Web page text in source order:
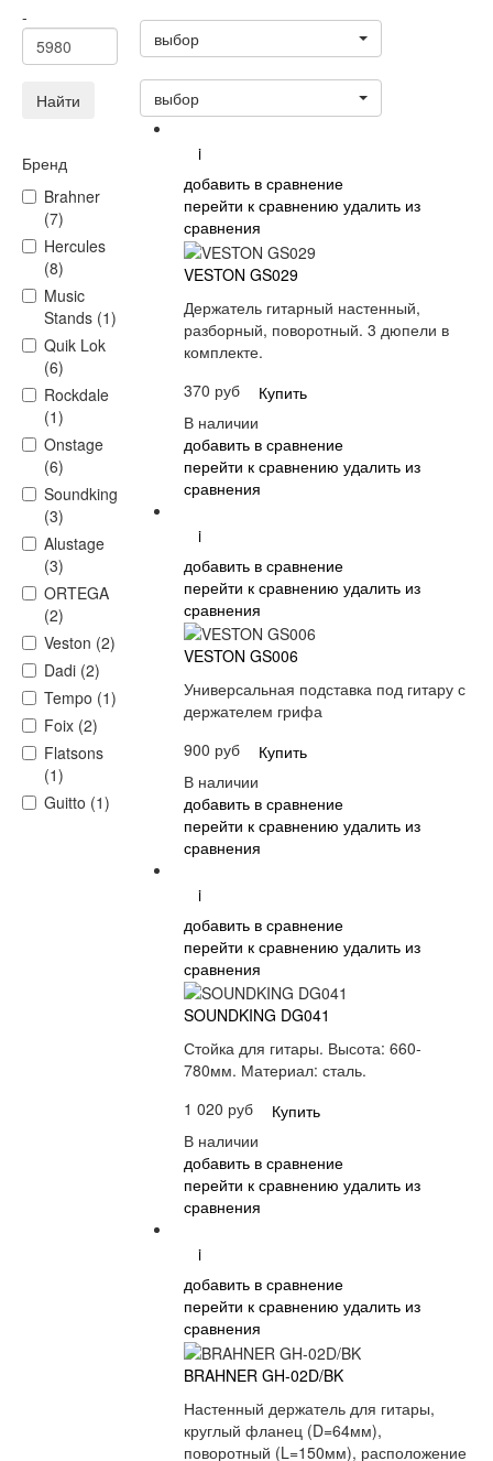
-
Найти
Бренд
Brahner
(7)
Hercules
(8)
Music
Stands (1)
Quik Lok
(6)
Rockdale
(1)
Onstage
(6)
Soundking
(3)
Alustage
(3)
ORTEGA
(2)
Veston (2)
Dadi (2)
Tempo (1)
Foix (2)
Flatsons
(1)
Guitto (1)
выбор
выбор
i
добавить в сравнение
перейти к сравнению удалить из
сравнения
VESTON GS029
Держатель гитарный настенный,
разборный, поворотный. 3 дюпели в
комплекте.
370 руб
Купить
В наличии
добавить в сравнение
перейти к сравнению удалить из
сравнения
i
добавить в сравнение
перейти к сравнению удалить из
сравнения
VESTON GS006
Универсальная подставка под гитару с
держателем грифа
900 руб
Купить
В наличии
добавить в сравнение
перейти к сравнению удалить из
сравнения
i
добавить в сравнение
перейти к сравнению удалить из
сравнения
SOUNDKING DG041
Стойка для гитары. Высота: 660-
780мм. Материал: сталь.
1 020 руб
Купить
В наличии
добавить в сравнение
перейти к сравнению удалить из
сравнения
i
добавить в сравнение
перейти к сравнению удалить из
сравнения
BRAHNER GH-02D/BK
Настенный держатель для гитары,
круглый фланец (D=64мм),
поворотный (L=150мм), расположение